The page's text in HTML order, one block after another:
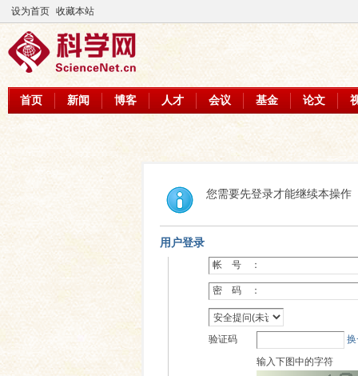
设为首页 收藏本站
首页 新闻 博客 人才 会议 基金 论文
您需要先登录才能继续本操作
用户登录
帐 号 ：
密 码 ：
验证码
输入下图中的字符